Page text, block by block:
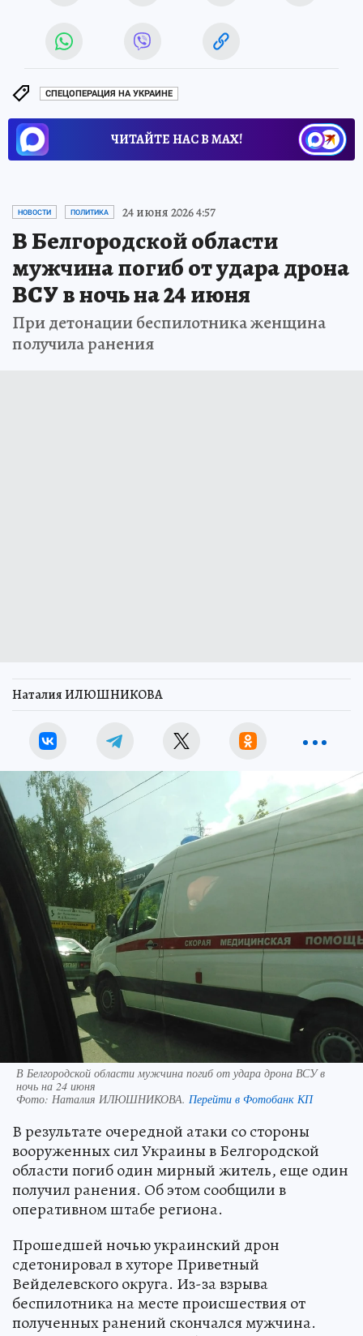
СПЕЦОПЕРАЦИЯ НА УКРАИНЕ
ЧИТАЙТЕ НАС В МАХ!
НОВОСТИ ПОЛИТИКА 24 июня 2026 4:57
В Белгородской области
мужчина погиб от удара дрона
ВСУ в ночь на 24 июня
При детонации беспилотника женщина
получила ранения
Наталия ИЛЮШНИКОВА
В Белгородской области мужчина погиб от удара дрона ВСУ в
ночь на 24 июня
Фото: Наталия ИЛЮШНИКОВА. Перейти в Фотобанк КП
В результате очередной атаки со стороны
вооруженных сил Украины в Белгородской
области погиб один мирный житель, еще один
получил ранения. Об этом сообщили в
оперативном штабе региона.
Прошедшей ночью украинский дрон
сдетонировал в хуторе Приветный
Вейделевского округа. Из-за взрыва
беспилотника на месте происшествия от
полученных ранений скончался мужчина.